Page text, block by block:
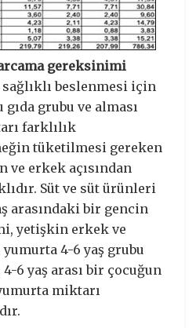
gereksinimi
beslenmesi için
grubu ve alması
farklılık
tüketilmesi gereken
ve erkek açısından
Süt ve süt ürünleri
arasındaki bir gencin
yetişkin erkek ve
4-6 yaş grubu
6 yaş arası bir çocuğun
miktarı